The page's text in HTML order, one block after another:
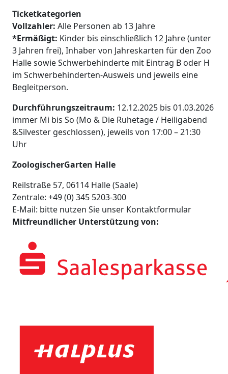
Ticketkategorien
Vollzahler: Alle Personen ab 13 Jahre
*Ermäßigt: Kinder bis einschließlich 12 Jahre (unter
3 Jahren frei), Inhaber von Jahreskarten für den Zoo
Halle sowie Schwerbehinderte mit Eintrag B oder H
im Schwerbehinderten-Ausweis und jeweils eine
Begleitperson.
Durchführungszeitraum: 12.12.2025 bis 01.03.2026
immer Mi bis So (Mo & Die Ruhetage / Heiligabend
&Silvester geschlossen), jeweils von 17:00 – 21:30
Uhr
ZoologischerGarten Halle
Reilstraße 57, 06114 Halle (Saale)
Zentrale: +49 (0) 345 5203-300
E-Mail: bitte nutzen Sie unser Kontaktformular
Mitfreundlicher Unterstützung von: